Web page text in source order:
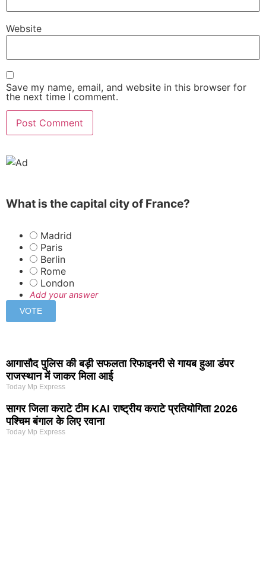
Website
Save my name, email, and website in this browser for
the next time I comment.
What is the capital city of France?
Madrid
Paris
Berlin
Rome
London
Add your answer
आगासौद पुलिस की बड़ी सफलता रिफाइनरी से गायब हुआ डंपर
राजस्थान में जाकर मिला आई
Today Mp Express
सागर जिला कराटे टीम KAI राष्ट्रीय कराटे प्रतियोगिता 2026
पश्चिम बंगाल के लिए रवाना
Today Mp Express